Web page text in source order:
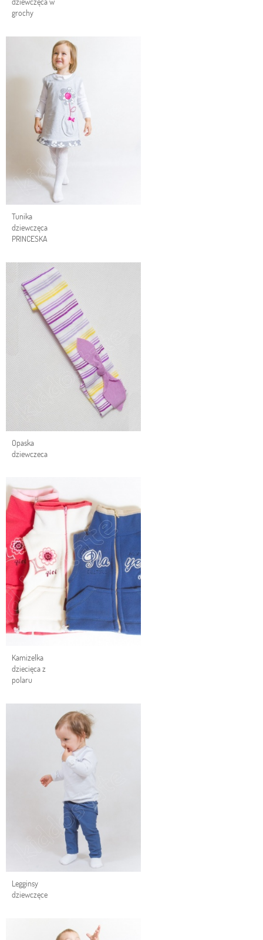
grochy
Tunika
dziewczęca
PRINCESKA
Opaska
dziewczeca
Kamizelka
dziecięca z
polaru
Legginsy
dziewczęce